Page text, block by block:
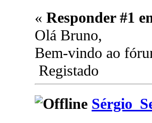
« Responder #1
Olá Bruno,
Bem-vindo ao
Registado